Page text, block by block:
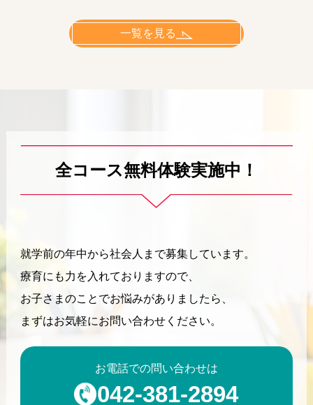
一覧を見る
全コース無料体験実施中！
就学前の年中から社会人まで募集しています。
療育にも力を入れておりますので、
お子さまのことでお悩みがありましたら、
まずはお気軽にお問い合わせください。
お電話での問い合わせは
042-381-2894